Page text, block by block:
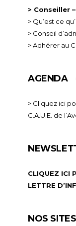
> Conseiller
> Qu’est ce
> Conseil
> Adhérer au
AGENDA
> Cliquez ici
C.A.U.E. de
CLIQUEZ ICI
LETTRE
NOS